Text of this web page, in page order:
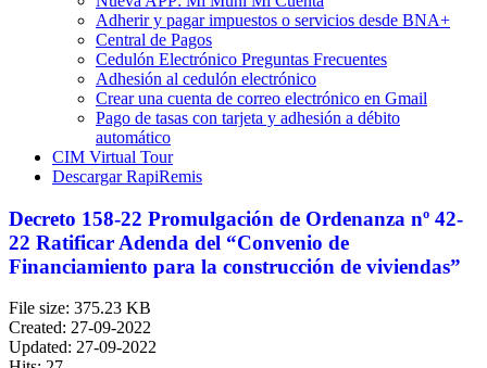
Adherir y pagar impuestos o servicios desde BNA+
Central de Pagos
Cedulón Electrónico Preguntas Frecuentes
Adhesión al cedulón electrónico
Crear una cuenta de correo electrónico en Gmail
Pago de tasas con tarjeta y adhesión a débito
automático
CIM Virtual Tour
Descargar RapiRemis
Decreto 158-22 Promulgación de Ordenanza nº 42-
22 Ratificar Adenda del “Convenio de
Financiamiento para la construcción de viviendas”
File size: 375.23 KB
Created: 27-09-2022
Updated: 27-09-2022